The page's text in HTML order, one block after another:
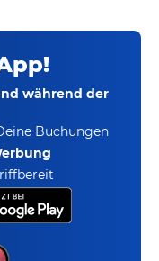
während der
Buchungen